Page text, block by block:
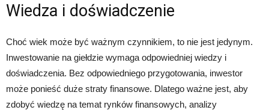
Wiedza i doświadczenie
Choć wiek może być ważnym czynnikiem, to nie jest jedynym.
Inwestowanie na giełdzie wymaga odpowiedniej wiedzy i
doświadczenia. Bez odpowiedniego przygotowania, inwestor
może ponieść duże straty finansowe. Dlatego ważne jest, aby
zdobyć wiedzę na temat rynków finansowych, analizy